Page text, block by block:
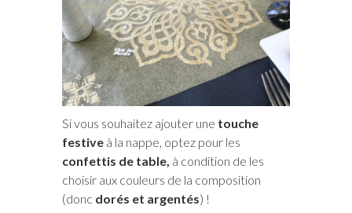
Si vous souhaitez ajouter une touche
festive à la nappe, optez pour les
confettis de table, à condition de les
choisir aux couleurs de la composition
(donc dorés et argentés) !